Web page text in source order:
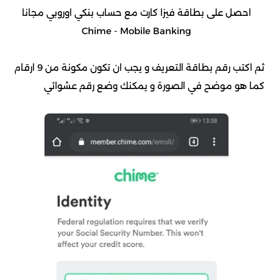
احصل على بطاقة فيزا كارت مع حساب بنكي اوروبي مجانا
Chime - Mobile Banking
ثم اكتب رقم بطاقة التعريف و يجب ان تكون مكونة من 9 ارقام
كما هو موضح في الصورة و يمكنك وضع رقم عشوائي